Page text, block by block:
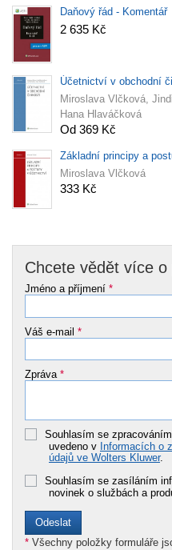
Daňový řád - Komentář
2 635 Kč
Účetnictví v obchodní
Miroslava Vlčková,
Hana Hlaváčková
Od 369 Kč
Základní principy a
Miroslava Vlčková
333 Kč
Chcete vědět více o
Jméno a příjmení *
Váš e-mail *
Zpráva *
Souhlasím se
uvedeno v Informacích o
údajů ve Wolters Kluwer.
Souhlasím se zasíláním
novinek o službách a
* Všechny položky formuláře